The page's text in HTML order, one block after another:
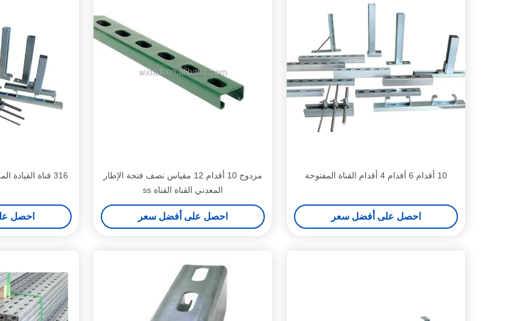
10 أقدام 6 أقدام 4 أقدام القناة المفتوحة
احصل على أفضل سعر
مزدوج 10 أقدام 12 مقياس نصف فتحة الإطار
المعدني القناة القناة ss
احصل على أفضل سعر
316 قناة
احصل